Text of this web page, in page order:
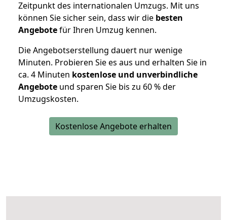
Zeitpunkt des internationalen Umzugs. Mit uns
können Sie sicher sein, dass wir die besten
Angebotefür Ihren Umzug kennen.
Die Angebotserstellung dauert nur wenige
Minuten. Probieren Sie es aus und erhalten Sie in
ca. 4 Minuten kostenlose und unverbindliche
Angebote und sparen Sie bis zu 60 % der
Umzugskosten.
Kostenlose Angebote erhalten